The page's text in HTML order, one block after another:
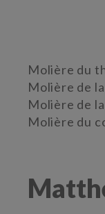
Molière du
Molière de
Molière de
Molière du